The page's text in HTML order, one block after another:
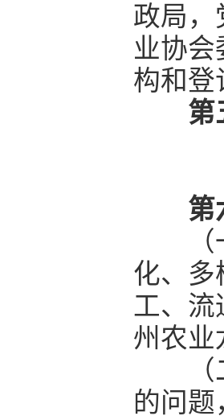
政局，
业协会
构和登
第
第
（一
化、多
工、流
州农业
（二
的问